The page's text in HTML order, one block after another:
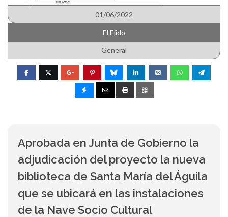
01/06/2022
El Ejido
General
Aprobada en Junta de Gobierno la
adjudicación del proyecto la nueva
biblioteca de Santa María del Águila
que se ubicará en las instalaciones
de la Nave Socio Cultural